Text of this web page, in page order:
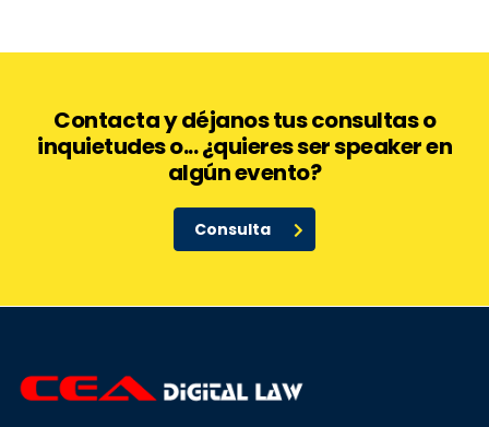
Contacta y déjanos tus consultas o
inquietudes o... ¿quieres ser speaker en
algún evento?
Consulta